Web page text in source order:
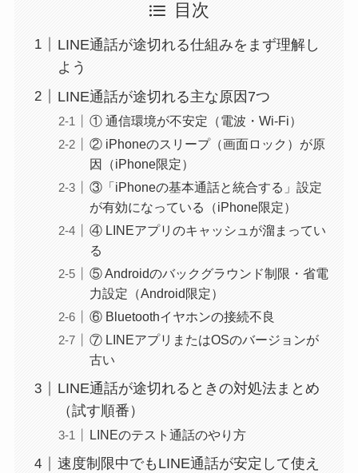
目次
LINE通話が途切れる仕組みをまず理解し
よう
LINE通話が途切れる主な原因7つ
① 通信環境が不安定（電波・Wi-Fi）
② iPhoneのスリープ（画面ロック）が原
因（iPhone限定）
③「iPhoneの基本通話と統合する」設定
が有効になっている（iPhone限定）
④ LINEアプリのキャッシュが溜まってい
る
⑤ Androidのバックグラウンド制限・省電
力設定（Android限定）
⑥ Bluetoothイヤホンの接続不良
⑦ LINEアプリまたはOSのバージョンが
古い
LINE通話が途切れるときの対処法まとめ
（試す順番）
LINEのテスト通話のやり方
速度制限中でもLINE通話が安定して使え